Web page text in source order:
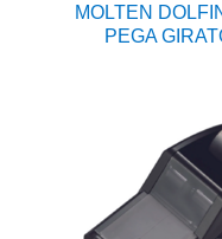
MOLTEN
PEGA